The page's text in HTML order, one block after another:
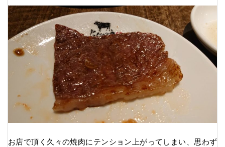
お店で頂く久々の焼肉にテンション上がってしまい、思わず